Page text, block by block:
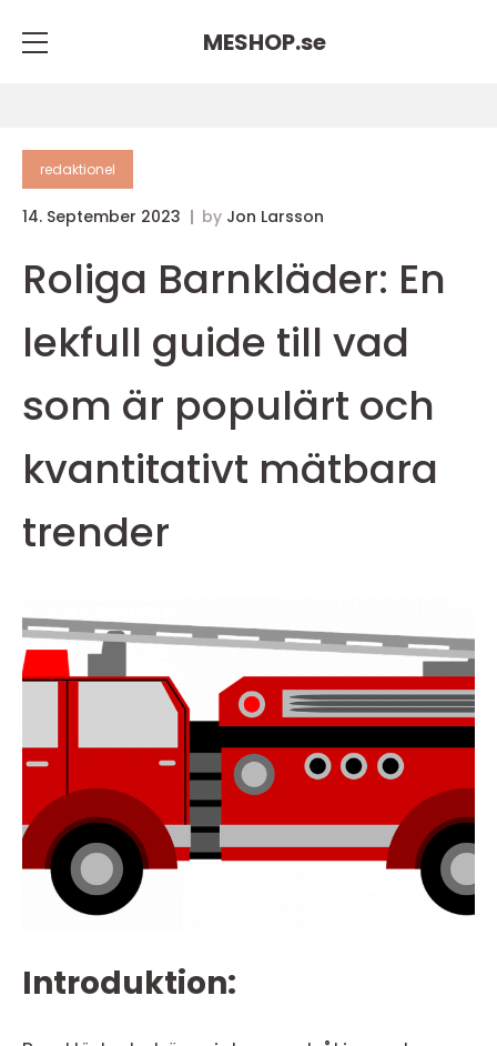
MESHOP.se
redaktionel
14. September 2023 by Jon Larsson
Roliga Barnkläder: En
lekfull guide till vad
som är populärt och
kvantitativt mätbara
trender
Introduktion: